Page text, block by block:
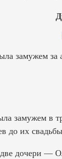
замужем за
замужем в
до их
дочери —